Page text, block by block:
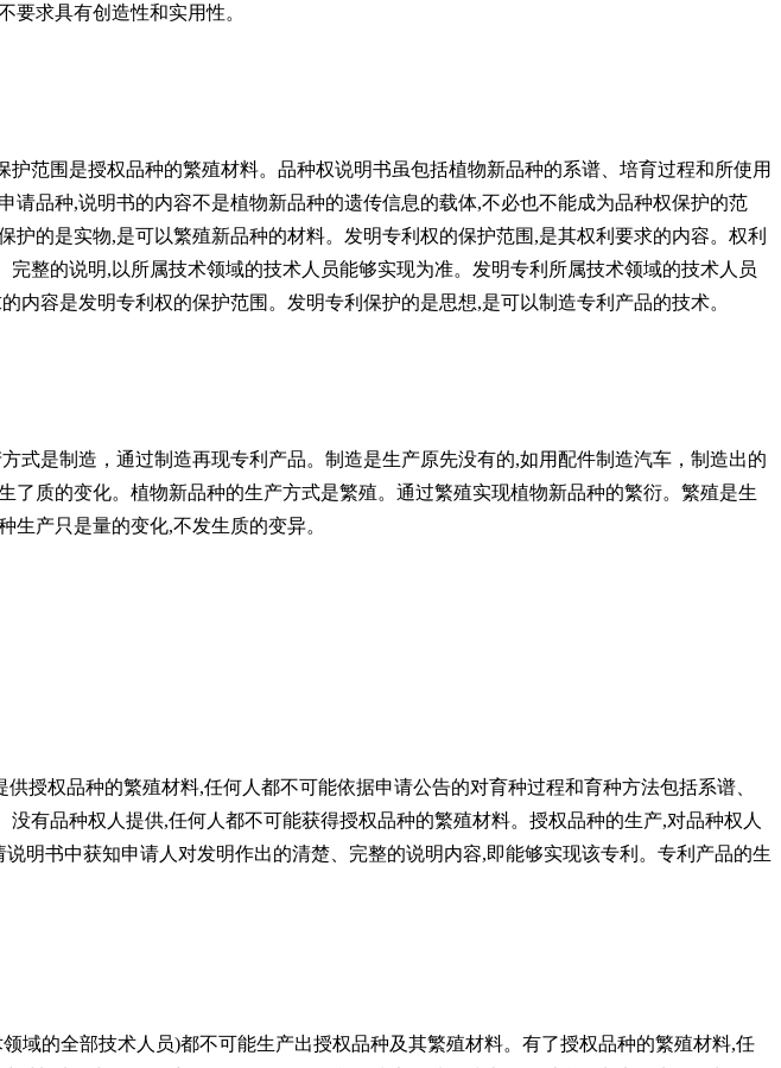
要求具有创造性和实用性。
范围是授权品种的繁殖材料。品种权说明书虽包括植物新品种的系谱、培育过程和所使用
品种,说明书的内容不是植物新品种的遗传信息的载体,不必也不能成为品种权保护的范
的是实物,是可以繁殖新品种的材料。发明专利权的保护范围,是其权利要求的内容。权利
整的说明,以所属技术领域的技术人员能够实现为准。发明专利所属技术领域的技术人员
容是发明专利权的保护范围。发明专利保护的是思想,是可以制造专利产品的技术。
是制造，通过制造再现专利产品。制造是生产原先没有的,如用配件制造汽车，制造出的
质的变化。植物新品种的生产方式是繁殖。通过繁殖实现植物新品种的繁衍。繁殖是生
产只是量的变化,不发生质的变异。
授权品种的繁殖材料,任何人都不可能依据申请公告的对育种过程和育种方法包括系谱、
有品种权人提供,任何人都不可能获得授权品种的繁殖材料。授权品种的生产,对品种权人
明书中获知申请人对发明作出的清楚、完整的说明内容,即能够实现该专利。专利产品的生
域的全部技术人员)都不可能生产出授权品种及其繁殖材料。有了授权品种的繁殖材料,任